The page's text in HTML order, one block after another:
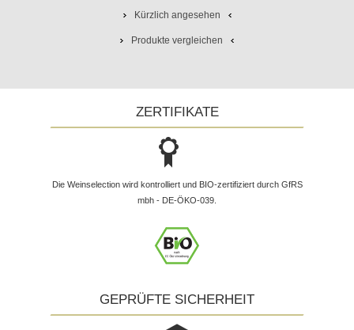
Kürzlich angesehen
Produkte vergleichen
ZERTIFIKATE
Die Weinselection wird kontrolliert und BIO-zertifiziert durch GfRS
mbh - DE-ÖKO-039.
GEPRÜFTE SICHERHEIT